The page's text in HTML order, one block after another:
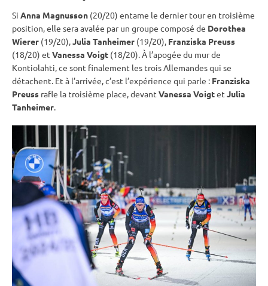
Si Anna Magnusson (20/20) entame le dernier tour en troisième
position, elle sera avalée par un groupe composé de Dorothea
Wierer (19/20),Julia Tanheimer (19/20), Franziska Preuss
(18/20) et Vanessa Voigt (18/20). À l’apogée du mur de
Kontiolahti, ce sont finalement les trois Allemandes qui se
détachent. Et à l’arrivée, c’est l’expérience qui parle : Franziska
Preuss rafle la troisième place, devant Vanessa Voigtet Julia
Tanheimer.